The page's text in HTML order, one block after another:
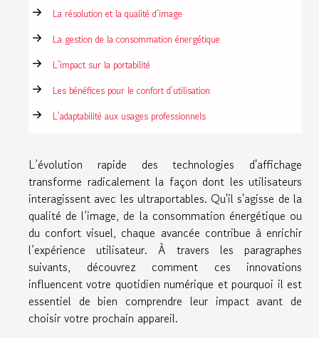
La résolution et la qualité d’image
La gestion de la consommation énergétique
L’impact sur la portabilité
Les bénéfices pour le confort d’utilisation
L’adaptabilité aux usages professionnels
L’évolution rapide des technologies d'affichage
transforme radicalement la façon dont les utilisateurs
interagissent avec les ultraportables. Qu'il s'agisse de la
qualité de l’image, de la consommation énergétique ou
du confort visuel, chaque avancée contribue à enrichir
l’expérience utilisateur. À travers les paragraphes
suivants, découvrez comment ces innovations
influencent votre quotidien numérique et pourquoi il est
essentiel de bien comprendre leur impact avant de
choisir votre prochain appareil.